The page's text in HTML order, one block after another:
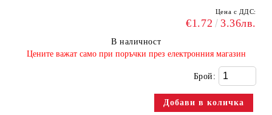
Цена с ДДС:
€1.72 3.36лв.
В наличност
​Цените важат само при поръчки през електронния магазин
Брой: